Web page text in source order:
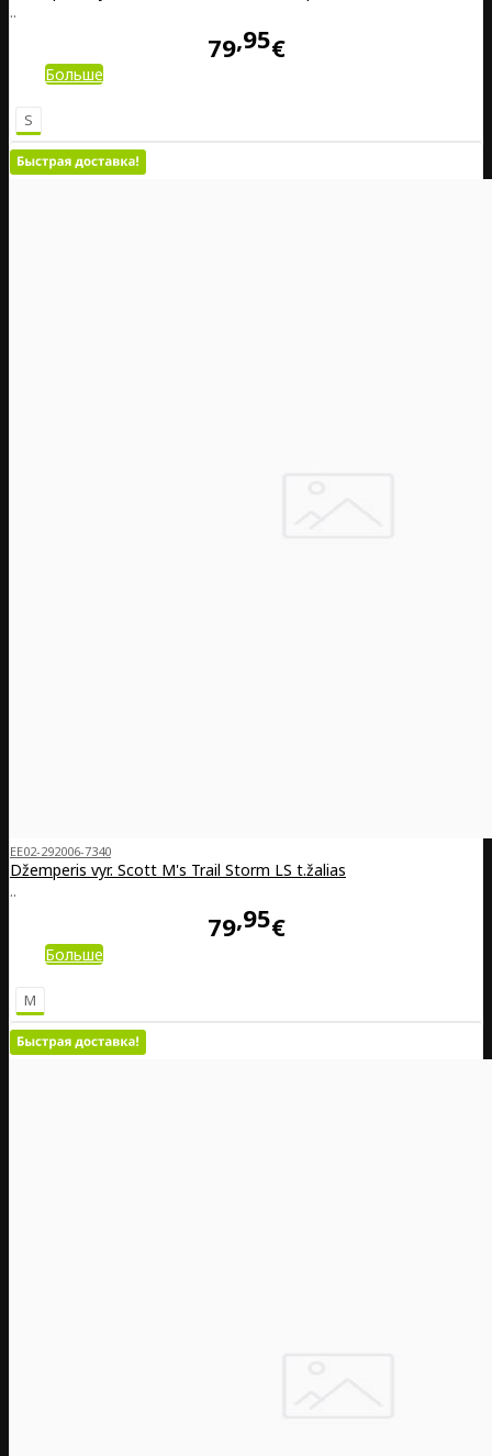
..
79 95€
Больше
S
EE02-292006-7340
Džemperis vyr. Scott M's Trail Storm LS t.žalias
..
79 95€
Больше
M